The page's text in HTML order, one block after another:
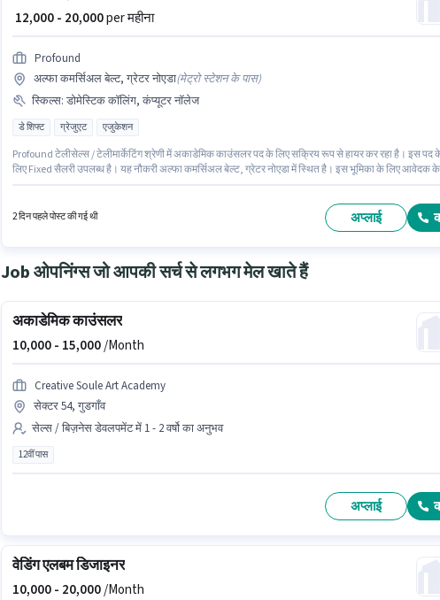
₹ 12,000 - 20,000per महीना
Profound
अल्फा कमर्सिअल बेल्ट, ग्रेटर नोएडा(मेट्रो स्टेशन के पास)
स्किल्स: डोमेस्टिक कॉलिंग, कंप्यूटर नॉलेज
डे शिफ्ट ग्रेजुएट एजुकेशन
Profound टेलीसेल्स / टेलीमार्केटिंग श्रेणी में अकाडेमिक काउंसलर पद के लिए सक्रिय रूप से हायर कर रहा है। इस पद
लिए Fixed सैलरी उपलब्ध है। यह नौकरी अल्फा कमर्सिअल बेल्ट, ग्रेटर नोएडा में स्थित है। इस भूमिका के लिए आवेदक के
2 दिन पहले पोस्ट की गई थी अप्लाई
Job ओपनिंग्स जो आपकी सर्च से लगभग मेल खाते हैं
अकाडेमिक काउंसलर
10,000 - 15,000/Month
Creative Soule Art Academy
सेक्टर 54, गुडगाँव
सेल्स / बिज़नेस डेवलपमेंट में 1 - 2 वर्षो का अनुभव
12वीं पास
अप्लाई
वेडिंग एलबम डिजाइनर
10,000 - 20,000/Month